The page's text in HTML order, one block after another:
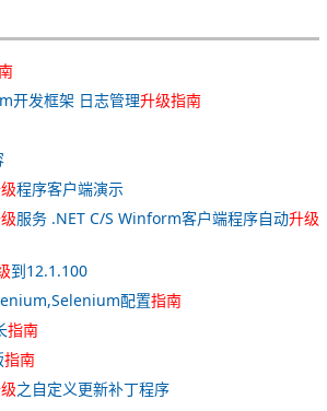
开发框架 日志管理升级指南
程序客户端演示
服务 .NET C/S Winform客户端程序自动升级
到12.1.100
配置指南
指南
指南
之自定义更新补丁程序